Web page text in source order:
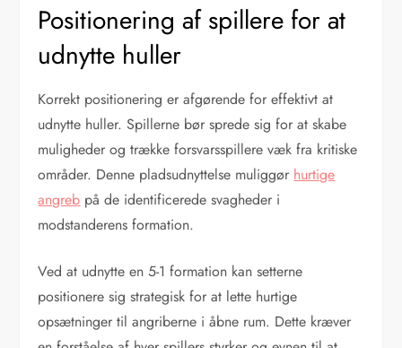
Positionering af spillere for at
udnytte huller
Korrekt positionering er afgørende for effektivt at
udnytte huller. Spillerne bør sprede sig for at skabe
muligheder og trække forsvarsspillere væk fra kritiske
områder. Denne pladsudnyttelse muliggør hurtige
angreb på de identificerede svagheder i
modstanderens formation.
Ved at udnytte en 5-1 formation kan setterne
positionere sig strategisk for at lette hurtige
opsætninger til angriberne i åbne rum. Dette kræver